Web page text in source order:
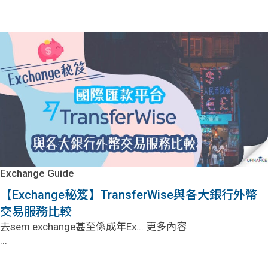
故事
分享
生學
費貸
款
介
搵工
de
Exc
han
uFina
nce
贊助
聯絡
Exchange Guide
【Exchange秘笈】TransferWise與各大銀行外幣
交易服務比較
去sem exchange甚至係成年Ex... 更多內容
...